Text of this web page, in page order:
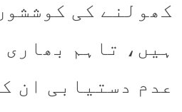
کھولنے کی
ہیں، تاہم
عدم دستیابی ان